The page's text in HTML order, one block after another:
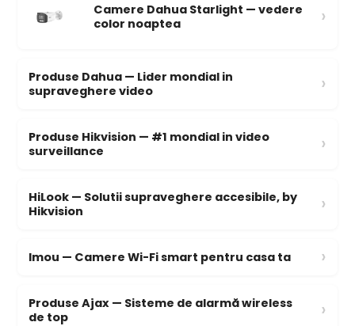
Camere Dahua Starlight — vedere
color noaptea
›
Produse Dahua — Lider mondial in
supraveghere video
›
Produse Hikvision — #1 mondial in video
surveillance
›
HiLook — Solutii supraveghere accesibile, by
Hikvision
›
Imou — Camere Wi-Fi smart pentru casa ta ›
Produse Ajax — Sisteme de alarmă wireless
de top
›